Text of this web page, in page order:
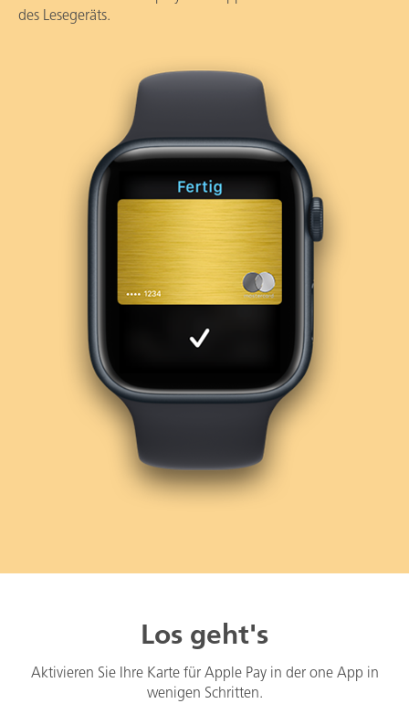
des Lesegeräts.
Los geht's
Aktivieren Sie Ihre Karte für Apple Pay in der one App in
wenigen Schritten.